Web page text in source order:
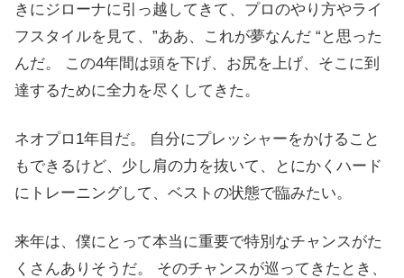
きにジローナに引っ越してきて、プロのやり方やライ
フスタイルを見て、”ああ、これが夢なんだ “と思った
んだ。 この4年間は頭を下げ、お尻を上げ、そこに到
達するために全力を尽くしてきた。
ネオプロ1年目だ。 自分にプレッシャーをかけること
もできるけど、少し肩の力を抜いて、とにかくハード
にトレーニングして、ベストの状態で臨みたい。
来年は、僕にとって本当に重要で特別なチャンスがた
くさんありそうだ。 そのチャンスが巡ってきたとき、